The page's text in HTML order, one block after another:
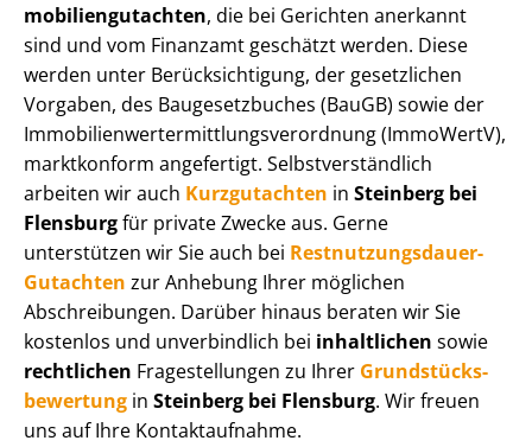
mo­bi­li­en­gut­ach­ten, die bei Gerichten anerkannt
sind und vom Finanzamt geschätzt werden. Diese
werden unter Be­rück­sich­ti­gung, der gesetzlichen
Vorgaben, des Baugesetzbuches (BauGB) sowie der
Im­mo­bi­li­en­wert­ermitt­lungs­ver­ord­nung (ImmoWertV),
marktkonform angefertigt. Selbst­ver­ständ­lich
arbeiten wir auch Kurzgutachten in Steinberg bei
Flensburgfür private Zwecke aus. Gerne
unterstützen wir Sie auch bei Rest­nut­zungs­dau­er-
Gutachten zur Anhebung Ihrer möglichen
Abschreibungen. Darüber hinaus beraten wir Sie
kostenlos und unverbindlich bei inhaltlichen sowie
rechtlichen Fragestellungen zu Ihrer Grund­stücks­
be­wer­tung in Steinberg bei Flensburg. Wir freuen
uns auf Ihre Kontaktaufnahme.